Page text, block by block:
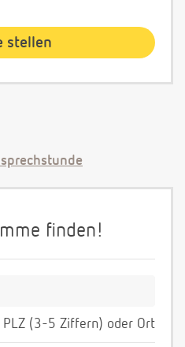
finden!
PLZ (3-5 Ziffern) oder Ort